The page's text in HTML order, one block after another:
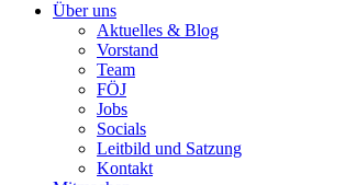
Über uns
Aktuelles & Blog
Vorstand
Team
FÖJ
Jobs
Socials
Leitbild und Satzung
Kontakt